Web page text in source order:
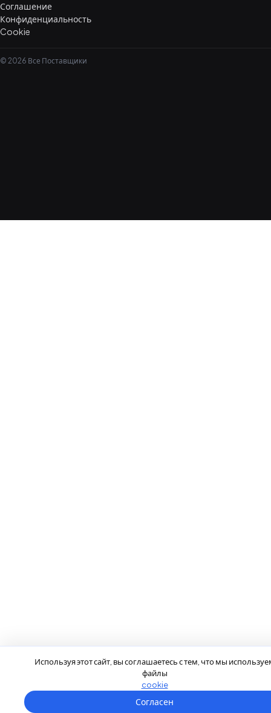
Соглашение
Конфиденциальность
Cookie
© 2026 Все Поставщики
Используя этот сайт, вы соглашаетесь с тем, что мы
файлы
cookie
Согласен